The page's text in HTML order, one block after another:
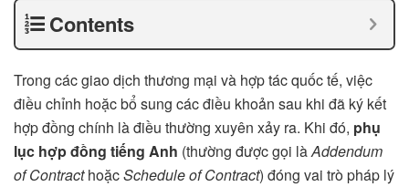
Contents
Trong các giao dịch thương mại và hợp tác quốc tế, việc
điều chỉnh hoặc bổ sung các điều khoản sau khi đã ký kết
hợp đồng chính là điều thường xuyên xảy ra. Khi đó, phụ
lục hợp đồng tiếng Anh (thường được gọi làAddendum
of ContracthoặcSchedule of Contract) đóng vai trò pháp lý